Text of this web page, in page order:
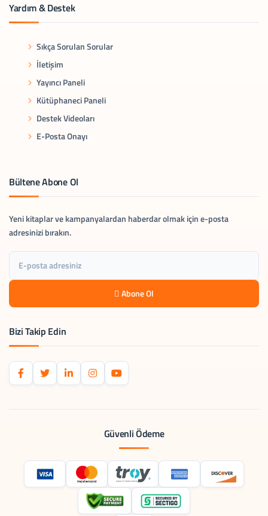
Yardım & Destek
Sıkça Sorulan Sorular
İletişim
Yayıncı Paneli
Kütüphaneci Paneli
Destek Videoları
E-Posta Onayı
Bültene Abone Ol
Yeni kitaplar ve kampanyalardan haberdar olmak için e-posta
adresinizi bırakın.
Abone Ol
Bizi Takip Edin
Güvenli Ödeme